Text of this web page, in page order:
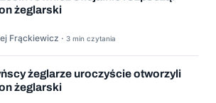
żeglarski
Frąckiewicz · 3 min czytania
żeglarze uroczyście otworzyli
żeglarski